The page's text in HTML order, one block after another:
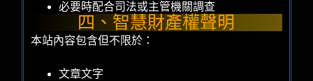
必要時配合司法或主管機關調查
四、智慧財產權聲明
本站內容包含但不限於：
文章文字